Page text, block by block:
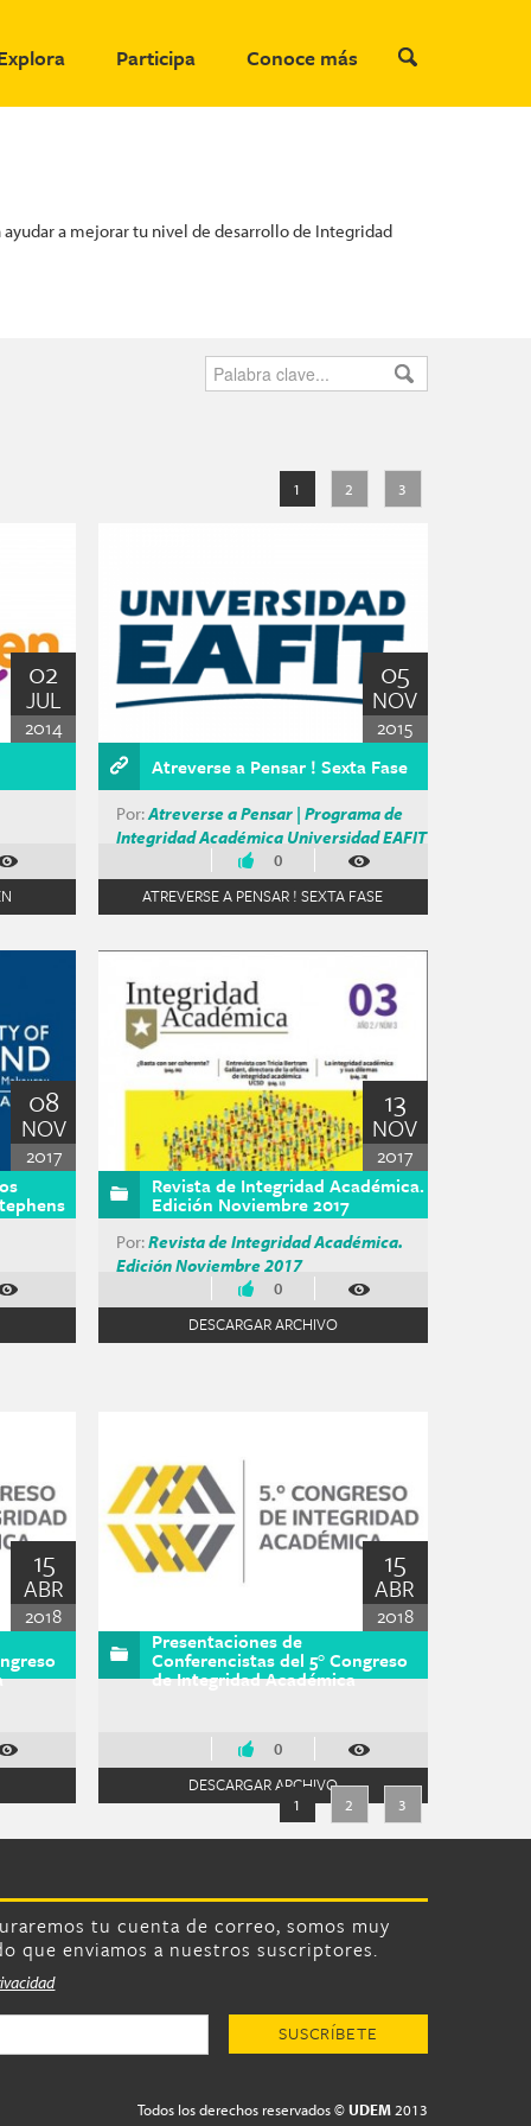
Participa Conoce más
a mejorar tu nivel de desarrollo de Integridad
1 2 3
02
JUL
2014
05
NOV
2015
Atreverse a Pensar ! Sexta Fase
Por:Atreverse a Pensar | Programa de
Integridad Académica Universidad EAFIT
0
ATREVERSE A PENSAR ! SEXTA FASE
08
NOV
2017
13
NOV
2017
Revista de Integridad Académica.
Edición Noviembre 2017
Por:Revista de Integridad Académica.
Edición Noviembre 2017
0
DESCARGAR ARCHIVO
15
ABR
2018
15
ABR
2018
Presentaciones de
Conferencistas del 5° Congreso
de Integridad Académica
0
DESCARGAR ARCHIVO
1 2 3
tu cuenta de correo, somos muy
que enviamos a nuestros suscriptores.
Todos los derechos reservados ©UDEM 2013